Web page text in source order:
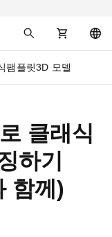
팸플릿3D 모델
클래식
하기
함께)